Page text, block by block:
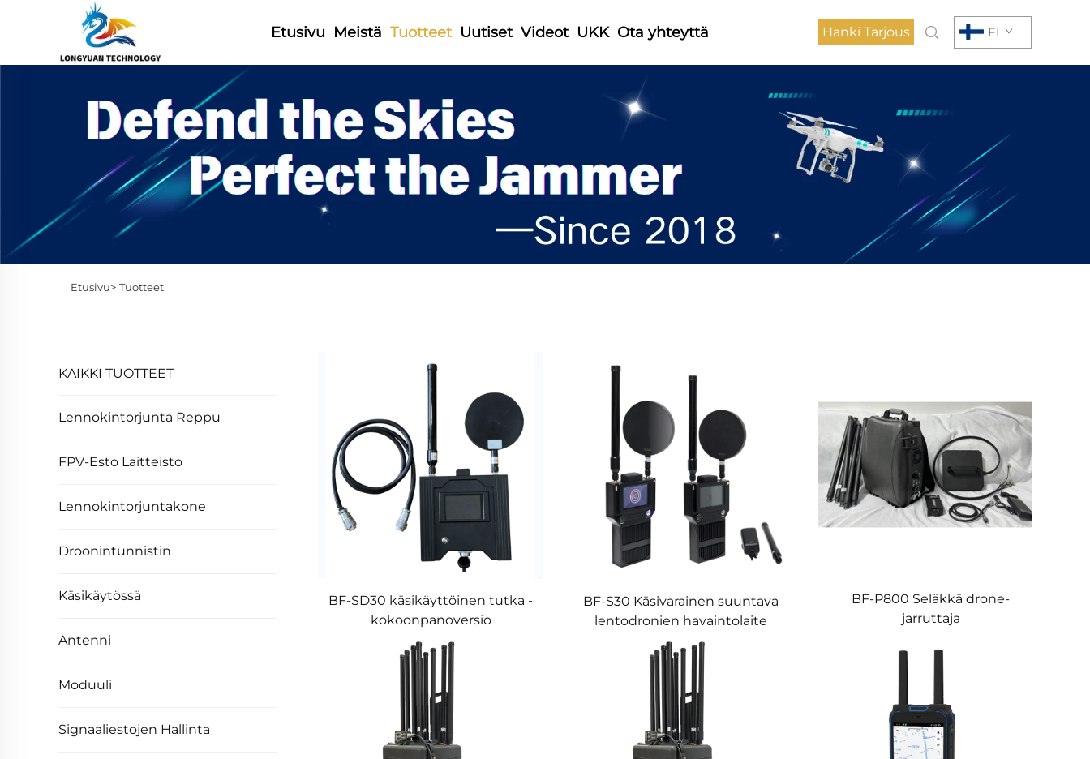
Etusivu Meistä Tuotteet Uutiset Videot UKK Ota yhteyttä Hanki Tarjous FI
Etusivu> Tuotteet
KAIKKI TUOTTEET
Lennokintorjunta Reppu
FPV-Esto Laitteisto
Lennokintorjuntakone
Droonintunnistin
Käsikäytössä
Antenni
Moduuli
Signaaliestojen Hallinta
BF-SD30 käsikäyttöinen tutka -
kokoonpanoversio
BF-S30 Käsivarainen suuntava
lentodronien havaintolaite
BF-P800 Seläkkä drone-
jarruttaja